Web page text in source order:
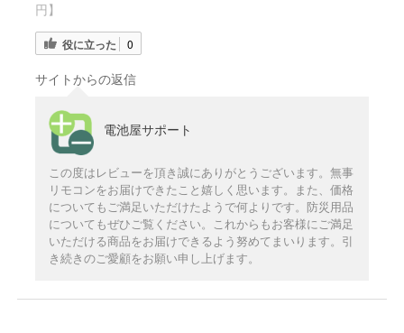
円】
役に立った 0
サイトからの返信
電池屋サポート
この度はレビューを頂き誠にありがとうございます。無事
リモコンをお届けできたこと嬉しく思います。また、価格
についてもご満足いただけたようで何よりです。防災用品
についてもぜひご覧ください。これからもお客様にご満足
いただける商品をお届けできるよう努めてまいります。引
き続きのご愛顧をお願い申し上げます。